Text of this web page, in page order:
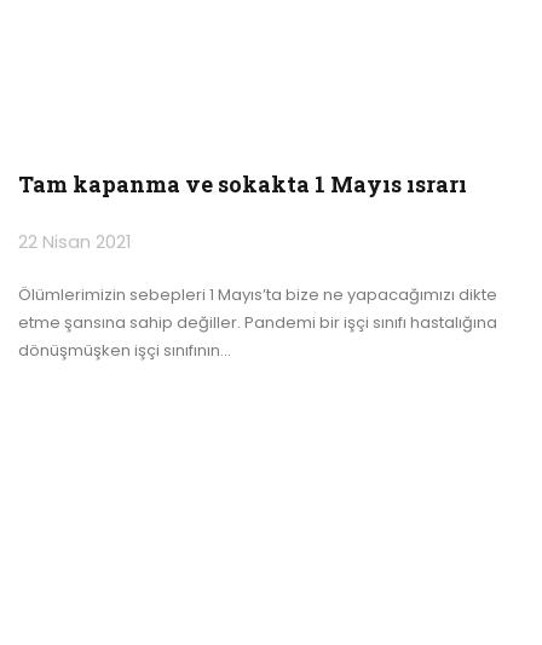
Tam kapanma ve sokakta 1 Mayıs ısrarı
22 Nisan 2021
Ölümlerimizin sebepleri 1 Mayıs’ta bize ne yapacağımızı dikte
etme şansına sahip değiller. Pandemi bir işçi sınıfı hastalığına
dönüşmüşken işçi sınıfının…